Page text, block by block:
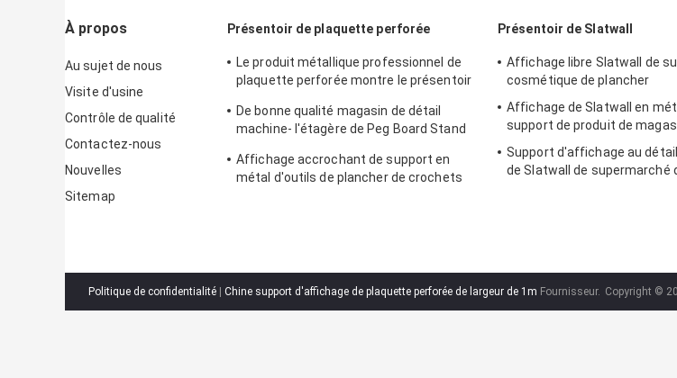
À propos
Au sujet de nous
Visite d'usine
Contrôle de qualité
Contactez-nous
Nouvelles
Sitemap
Présentoir de plaquette perforée
Le produit métallique professionnel de
plaquette perforée montre le présentoir
De bonne qualité magasin de détail
machine- l'étagère de Peg Board Stand
Affichage accrochant de support en
métal d'outils de plancher de crochets
Présentoir de Slatwall
Affichage libre Slatwall de
cosmétique de plancher
Affichage de Slatwall en
support de produit de
Support d'affichage au
de Slatwall de supermarché
Politique de confidentialité Chine support d'affichage de plaquette perforée de largeur de 1m Fournisseur. Copyright ©